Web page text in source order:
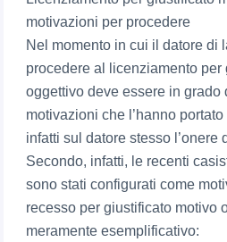
motivazioni per procedere
Nel momento in cui il datore di
procedere al licenziamento per
oggettivo deve essere in grado
motivazioni che l’hanno
infatti sul datore stesso l’onere
Secondo, infatti, le recenti
sono stati configurati come
recesso per giustificato motivo
meramente esemplificativo: